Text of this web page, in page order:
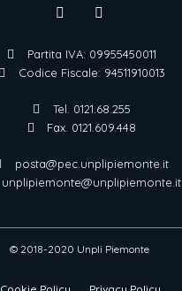
Partita IVA: 09955450011
Codice Fiscale: 94511910013
Tel. 0121.68.255
Fax. 0121.609.448
posta@pec.unplipiemonte.it
unplipiemonte@unplipiemonte.it
© 2018-2020 Unpli Piemonte